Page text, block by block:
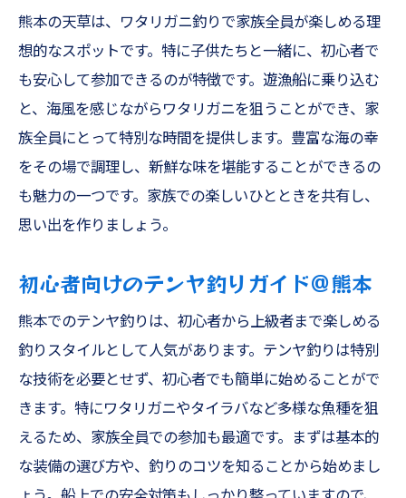
熊本の天草は、ワタリガニ釣りで家族全員が楽しめる理
想的なスポットです。特に子供たちと一緒に、初心者で
も安心して参加できるのが特徴です。遊漁船に乗り込む
と、海風を感じながらワタリガニを狙うことができ、家
族全員にとって特別な時間を提供します。豊富な海の幸
をその場で調理し、新鮮な味を堪能することができるの
も魅力の一つです。家族での楽しいひとときを共有し、
思い出を作りましょう。
初心者向けのテンヤ釣りガイド＠熊本
熊本でのテンヤ釣りは、初心者から上級者まで楽しめる
釣りスタイルとして人気があります。テンヤ釣りは特別
な技術を必要とせず、初心者でも簡単に始めることがで
きます。特にワタリガニやタイラバなど多様な魚種を狙
えるため、家族全員での参加も最適です。まずは基本的
な装備の選び方や、釣りのコツを知ることから始めまし